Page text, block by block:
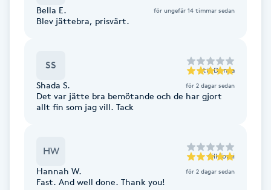
Hyaluronsyra
Hypnos
Hårbottenbehandling
Bella E. för ungefär 14 timmar sedan
Blev jättebra, prisvärt.
SS till Donya
Shada S. för 2 dagar sedan
Det var jätte bra bemötande och de har gjort
allt fin som jag vill. Tack
HW till Tomi
Hannah W. för 2 dagar sedan
Fast. And well done. Thank you!